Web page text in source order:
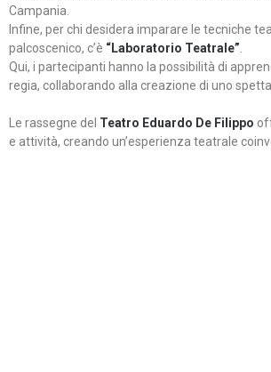
Campania.
Infine, per chi desidera imparare le tecniche
palcoscenico, c’è “Laboratorio Teatrale”
Qui, i partecipanti hanno la possibilità di
regia, collaborando alla creazione di uno
Le rassegne del Teatro Eduardo De Filippo
e attività, creando un’esperienza teatrale